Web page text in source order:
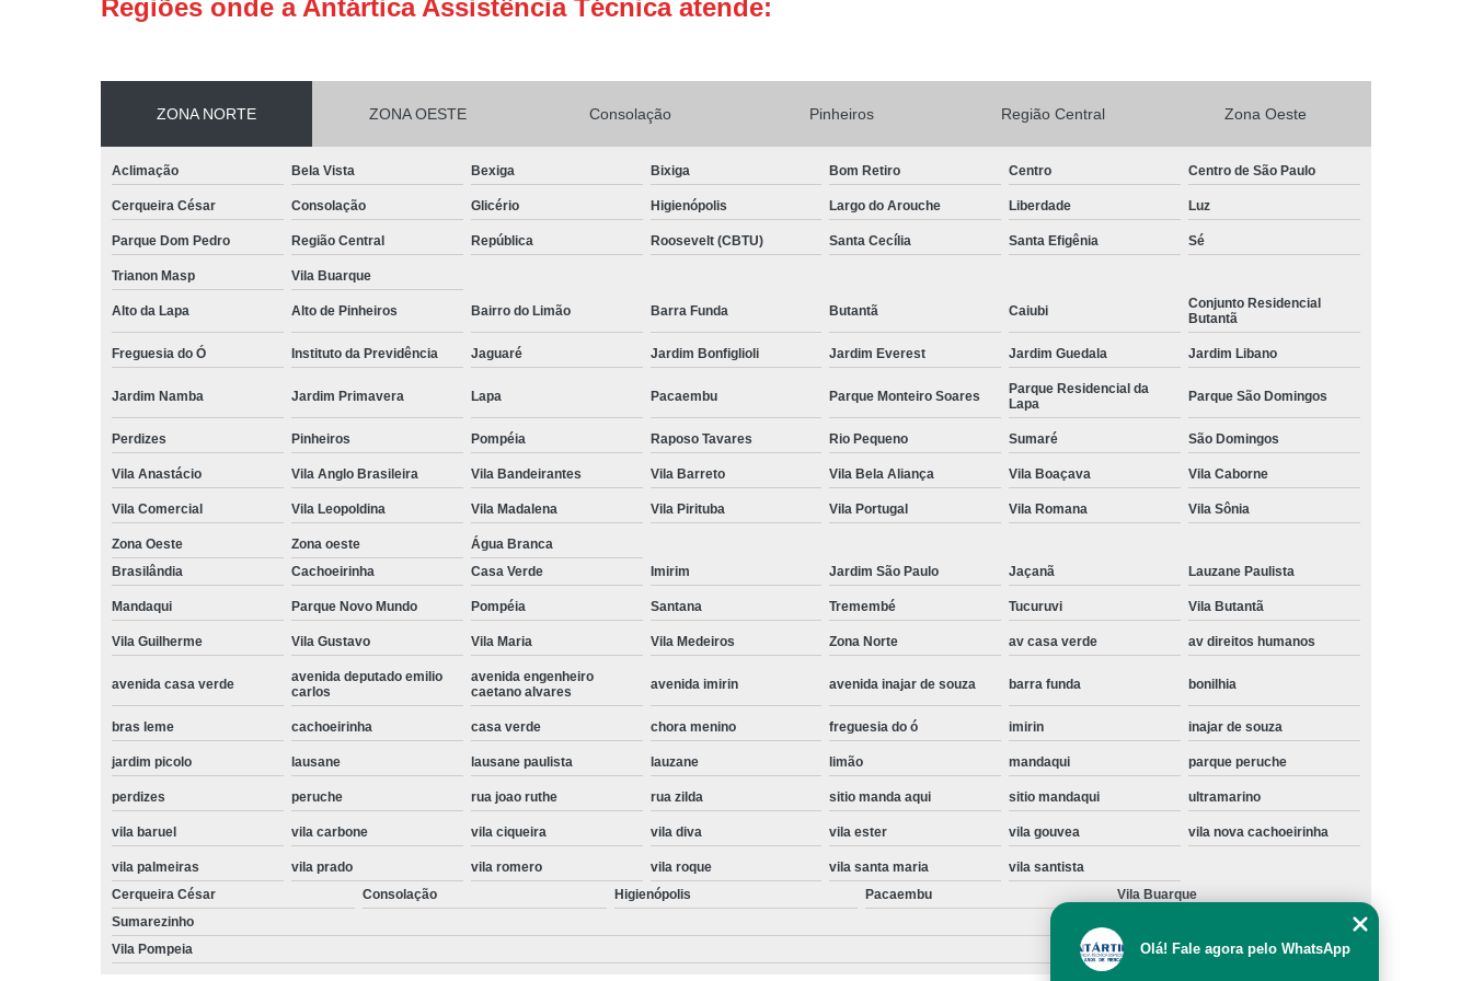
Conserto de Adega de Vinho
Conserto de Adega Quebrada
Conserto Placa Adega
Assistencia Tecnica e Conserto Geladeira Expositora
Conserto de Geladeira Expositora
Conserto de Geladeira Expositora de Bebidas
Conserto de Geladeira Expositora Vertical
Conserto e Assistencia de Geladeira Expositora
Conserto e Manutenção de Geladeira Expositora
Conserto em Geladeira Expositora
Conserto para Geladeira Expositora de Bar
Brastemp Instalação de Fogão
Brastemp Instalação Fogão
Instalação de Fogão
Instalação de Fogão a Gas
Instalação de Fogão Brastemp
Instalação de Fogão Cooktop
Instalação de Fogão de Embutir
Instalação de Fogão Gás Encanado
Instalação Fogão
Instalação Fogão Brastemp
Instalação Fogão Cooktop
Instalação Fogão de Embutir
Instalação de Maquina de Lavar Roupa
Instalação de Maquina de Lavar Samsung
Instalação Maquina de Lavar Samsung
Instalação Maquina Lavar e Seca
Samsung Instalação Maquina de Lavar
Instalação de Lava e Seca
Instalação de Lava e Seca Samsung
Instalação de Maquina Lava e Seca
Instalação Lava e Seca
Instalação Lava e Seca Samsung
Instalação Lava Seca
Instalação Maquina Lava e Seca
Instalação Maquina Lava e Seca Samsung
Instalação Samsung Lava e Seca
Lava e Seca Instalação
Lava e Seca Samsung Instalação
Samsung Instalação Lava e Seca
Manutenção de Fogão Cooktop
Manutenção de Fogão Electrolux
Manutenção em Fogão
Regiões onde a Antártica Assistência Técnica atende:
ZONA NORTE ZONA OESTE Consolação Pinheiros Região Central Zona Oeste
Aclimação Bela Vista Bexiga Bixiga Bom Retiro Centro Centro de São Paulo
Cerqueira César Consolação Glicério Higienópolis Largo do Arouche Liberdade Luz
Parque Dom Pedro Região Central República Roosevelt (CBTU) Santa Cecília Santa Efigênia Sé
Trianon Masp Vila Buarque
Alto da Lapa Alto de Pinheiros Bairro do Limão Barra Funda Butantã Caiubi
Conjunto Residencial
Butantã
Freguesia do Ó Instituto da Previdência Jaguaré Jardim Bonfiglioli Jardim Everest Jardim Guedala Jardim Libano
Jardim Namba Jardim Primavera Lapa Pacaembu Parque Monteiro Soares
Parque Residencial da
Lapa
Parque São Domingos
Perdizes Pinheiros Pompéia Raposo Tavares Rio Pequeno Sumaré São Domingos
Vila Anastácio Vila Anglo Brasileira Vila Bandeirantes Vila Barreto Vila Bela Aliança Vila Boaçava Vila Caborne
Vila Comercial Vila Leopoldina Vila Madalena Vila Pirituba Vila Portugal Vila Romana Vila Sônia
Zona Oeste Zona oeste
Água Branca
Brasilândia
Cachoeirinha Casa Verde Imirim Jardim São Paulo Jaçanã Lauzane Paulista
Mandaqui Parque Novo Mundo Pompéia Santana Tremembé Tucuruvi Vila Butantã
Vila Guilherme Vila Gustavo Vila Maria Vila Medeiros Zona Norte av casa verde av direitos humanos
avenida casa verde
avenida deputado emilio
carlos
avenida engenheiro
caetano alvares
avenida imirin avenida inajar de souza barra funda bonilhia
bras leme cachoeirinha casa verde chora menino freguesia do ó imirin inajar de souza
jardim picolo lausane lausane paulista lauzane limão mandaqui parque peruche
perdizes peruche rua joao ruthe rua zilda sitio manda aqui sitio mandaqui ultramarino
vila baruel vila carbone vila ciqueira vila diva vila ester vila gouvea vila nova cachoeirinha
vila palmeiras vila prado vila romero vila roque vila santa maria
vila santista
Cerqueira César
Consolação Higienópolis Pacaembu
Vila Buarque
Sumarezinho
Vila Pompeia
Olá! Fale agora pelo WhatsApp